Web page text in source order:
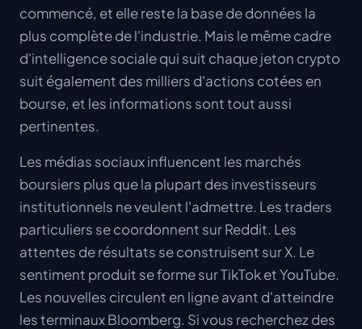
commencé, et elle reste la base de données la
plus complète de l'industrie. Mais le même cadre
d'intelligence sociale qui suit chaque jeton crypto
suit également des milliers d'actions cotées en
bourse, et les informations sont tout aussi
pertinentes.
Les médias sociaux influencent les marchés
boursiers plus que la plupart des investisseurs
institutionnels ne veulent l'admettre. Les traders
particuliers se coordonnent sur Reddit. Les
attentes de résultats se construisent sur X. Le
sentiment produit se forme sur TikTok et YouTube.
Les nouvelles circulent en ligne avant d'atteindre
les terminaux Bloomberg. Si vous recherchez des